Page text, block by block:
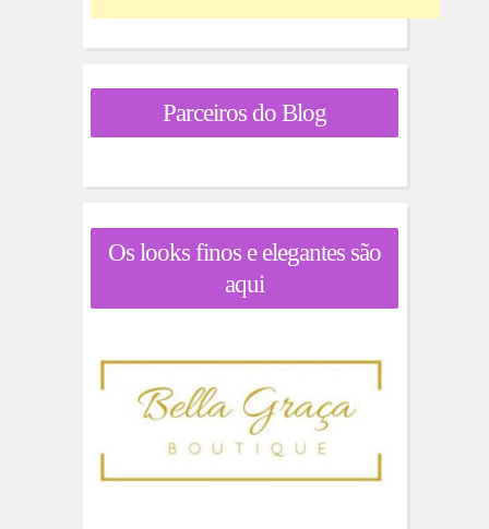
Parceiros do Blog
Os looks finos e elegantes são
aqui